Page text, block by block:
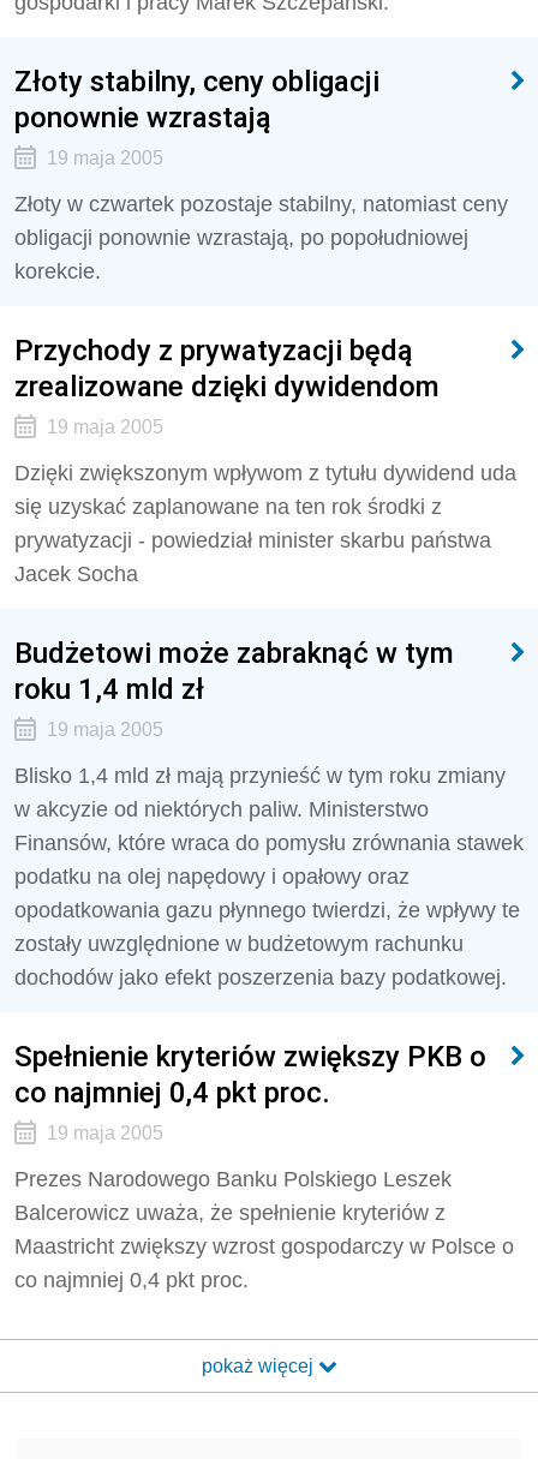
Złoty stabilny, ceny obligacji
ponownie wzrastają
19 maja 2005
Złoty w czwartek pozostaje stabilny, natomiast ceny
obligacji ponownie wzrastają, po popołudniowej
korekcie.
Przychody z prywatyzacji będą
zrealizowane dzięki dywidendom
19 maja 2005
Dzięki zwiększonym wpływom z tytułu dywidend uda
się uzyskać zaplanowane na ten rok środki z
prywatyzacji - powiedział minister skarbu państwa
Jacek Socha
Budżetowi może zabraknąć w tym
roku 1,4 mld zł
19 maja 2005
Blisko 1,4 mld zł mają przynieść w tym roku zmiany
w akcyzie od niektórych paliw. Ministerstwo
Finansów, które wraca do pomysłu zrównania stawek
podatku na olej napędowy i opałowy oraz
opodatkowania gazu płynnego twierdzi, że wpływy te
zostały uwzględnione w budżetowym rachunku
dochodów jako efekt poszerzenia bazy podatkowej.
Spełnienie kryteriów zwiększy PKB o
co najmniej 0,4 pkt proc.
19 maja 2005
Prezes Narodowego Banku Polskiego Leszek
Balcerowicz uważa, że spełnienie kryteriów z
Maastricht zwiększy wzrost gospodarczy w Polsce o
co najmniej 0,4 pkt proc.
pokaż więcej